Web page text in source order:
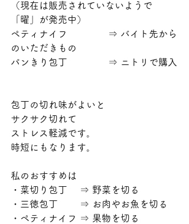
（現在は販売されていないようで
「曜」が発売中）
ペティナイフ　　　　 ⇒ バイト先から
のいただきもの
パンきり包丁　　　 　⇒ ニトリで購入
包丁の切れ味がよいと
サクサク切れて
ストレス軽減です。
時短にもなります。
私のおすすめは
・菜切り包丁　 ⇒ 野菜を切る
・三徳包丁　　 ⇒ お肉やお魚を切る
・ペティナイフ ⇒ 果物を切る